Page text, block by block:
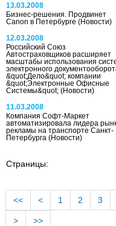
13.03.2008
Бизнес-решения. Продвинет
Canon в Петербурге (Новости)
12.03.2008
Российский Союз
Автостраховщиков расширяет
масштабы использования
электронного
&quot;Дело&quot; компании
&quot;Электронные Офисные
Системы&quot; (Новости)
11.03.2008
Компания Софт-Маркет
автоматизировала лидера
рекламы на транспорте Санкт-
Петербурга (Новости)
Страницы:
<< < 1 2 3
> >>